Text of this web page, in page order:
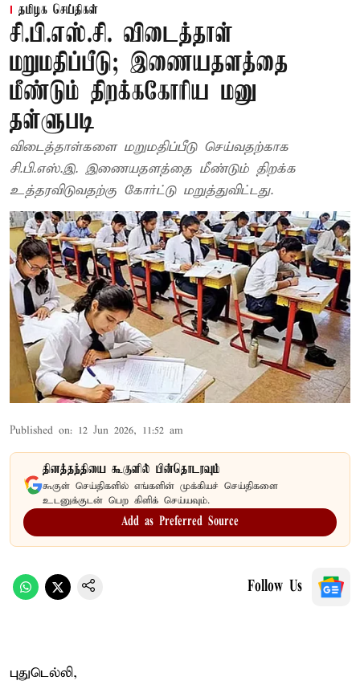
தமிழக செய்திகள்
சி.பி.எஸ்.சி. விடைத்தாள்
மறுமதிப்பீடு; இணையதளத்தை
மீண்டும் திறக்ககோரிய மனு
தள்ளுபடி
விடைத்தாள்களை மறுமதிப்பீடு செய்வதற்காக
சி.பி.எஸ்.இ. இணையதளத்தை மீண்டும் திறக்க
உத்தரவிடுவதற்கு கோர்ட்டு மறுத்துவிட்டது.
Published on: 12 Jun 2026, 11:52 am
தினத்தந்தியை கூகுளில் பின்தொடரவும்
கூகுள் செய்திகளில் எங்களின் முக்கியச் செய்திகளை
உடனுக்குடன் பெற கிளிக் செய்யவும்.
Add as Preferred Source
Follow Us
புதுடெல்லி,